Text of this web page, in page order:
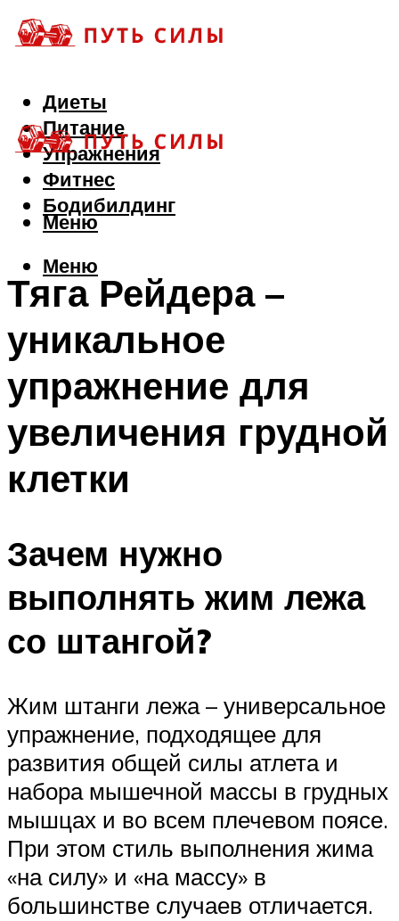
Диеты
Питание
Упражнения
Фитнес
Бодибилдинг
Меню
Меню
Тяга Рейдера –
уникальное
упражнение для
увеличения грудной
клетки
Зачем нужно
выполнять жим лежа
со штангой?
Жим штанги лежа – универсальное
упражнение, подходящее для
развития общей силы атлета и
набора мышечной массы в грудных
мышцах и во всем плечевом поясе.
При этом стиль выполнения жима
«на силу» и «на массу» в
большинстве случаев отличается.